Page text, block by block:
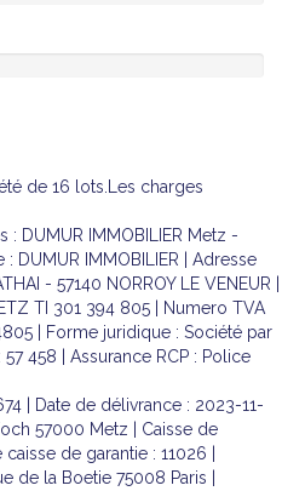
de 16 lots.Les charges
DUMUR IMMOBILIER Metz -
DUMUR IMMOBILIER | Adresse
- 57140 NORROY LE VENEUR |
TI 301 394 805 | Numero TVA
| Forme juridique : Société par
458 | Assurance RCP : Police
| Date de délivrance : 2023-11-
57000 Metz | Caisse de
de garantie : 11026 |
de la Boetie 75008 Paris |